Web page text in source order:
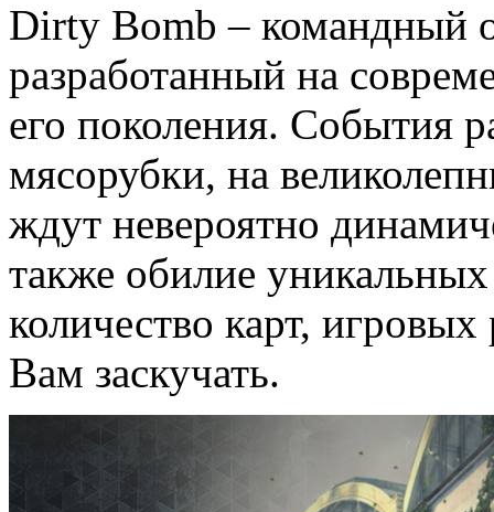
Dirty Bomb – командный
разработанный на
его поколения. События
мясорубки, на
ждут невероятно
также обилие
количество карт,
Вам заскучать.